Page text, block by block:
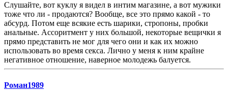
Слушайте, вот куклу я видел в интим магазине, а вот мужики
тоже что ли - продаются? Вообще, все это прямо какой - то
абсурд. Потом еще всякие есть шарики, стропоны, пробки
анальные. Ассоритмент у них большой, некоторые вещички я
прямо представить не мог для чего они и как их можно
использовать во время секса. Лично у меня к ним крайне
негативное отношение, наверное молодежь балуется.
Роман1989